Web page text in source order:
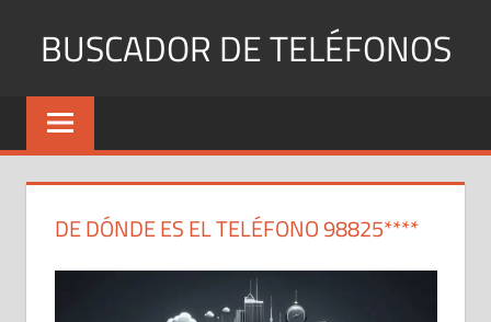
BUSCADOR DE TELÉFONOS
Identifica
Números
y
DE DÓNDE ES EL TELÉFONO 98825****